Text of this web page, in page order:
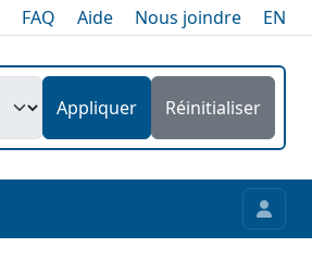
FAQ Aide Nous joindre EN
Appliquer Réinitialiser